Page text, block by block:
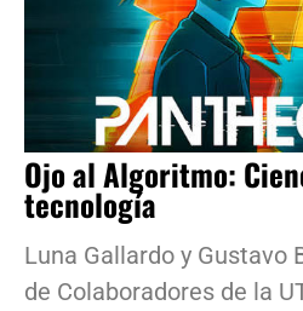
Ojo al Algoritmo:
tecnología
Luna Gallardo y Gustavo
de Colaboradores de la